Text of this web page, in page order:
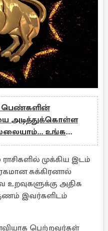
பெண்களின்
அடித்துக்கொள்ள
உங்க
முக்கிய இடம்
சுக்கிரனால்
அதிக
இவர்களிடம்
பெற்றவர்கள்